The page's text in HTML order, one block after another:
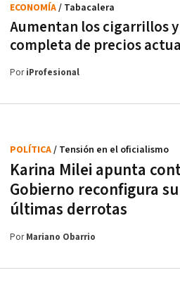
Aumentan los cigarrillos
completa de precios
ECONOMÍA/ Tabacalera
PoriProfesional
Karina Milei apunta
Gobierno reconfigura
últimas derrotas
POLÍTICA/ Tensión en el oficialismo
PorMariano Obarrio